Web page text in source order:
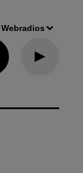
Webradios